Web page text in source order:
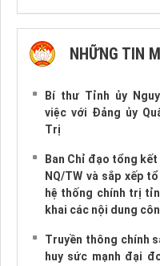
NHỮNG TIN
Bí thư Tỉnh ủy
việc với Đảng ủy
Trị
Ban Chỉ đạo tổng
NQ/TW và sắp xếp
hệ thống chính trị
khai các nội dung
Truyền thông chính
huy sức mạnh đại